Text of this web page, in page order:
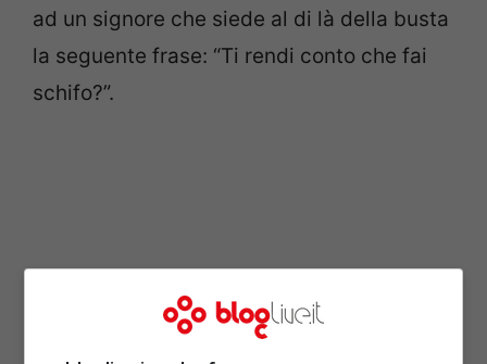
ad un signore che siede al di là della busta
la seguente frase: “Ti rendi conto che fai
schifo?”.